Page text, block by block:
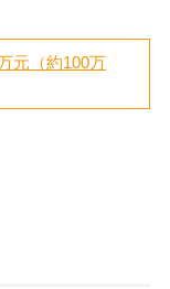
元（約100万